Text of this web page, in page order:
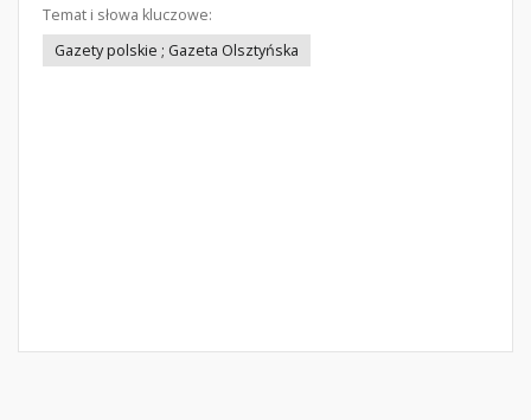
Temat i słowa kluczowe:
Gazety polskie ; Gazeta Olsztyńska